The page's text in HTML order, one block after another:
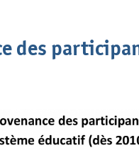
des